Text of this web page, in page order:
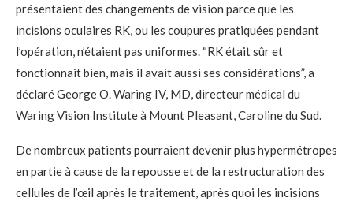
présentaient des changements de vision parce que les
incisions oculaires RK, ou les coupures pratiquées pendant
l’opération, n’étaient pas uniformes. “RK était sûr et
fonctionnait bien, mais il avait aussi ses considérations”, a
déclaré George O. Waring IV, MD, directeur médical du
Waring Vision Institute à Mount Pleasant, Caroline du Sud.
De nombreux patients pourraient devenir plus hypermétropes
en partie à cause de la repousse et de la restructuration des
cellules de l’œil après le traitement, après quoi les incisions